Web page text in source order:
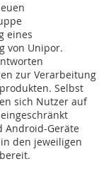
eines
von Unipor.
zur Verarbeitung
Selbst
sich Nutzer auf
Android-Geräte
den jeweiligen